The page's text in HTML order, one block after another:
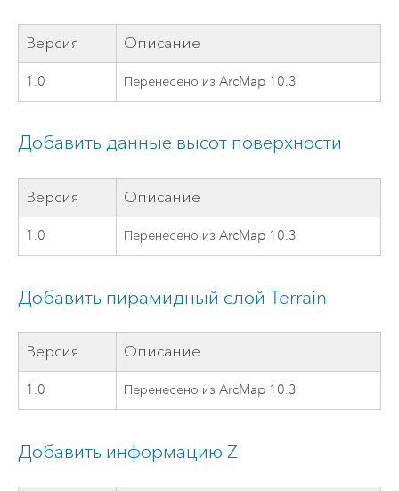
Версия Описание
1.0 Перенесено из ArcMap 10.3
Добавить данные высот поверхности
Версия Описание
1.0 Перенесено из ArcMap 10.3
Добавить пирамидный слой Terrain
Версия Описание
1.0 Перенесено из ArcMap 10.3
Добавить информацию Z